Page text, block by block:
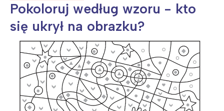
Pokoloruj według wzoru - kto
się ukrył na obrazku?